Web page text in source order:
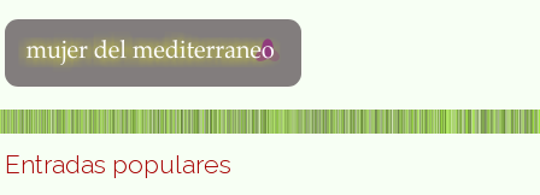
Entradas populares